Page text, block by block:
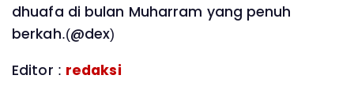
dhuafa di bulan Muharram yang penuh
berkah.(@dex)
Editor : redaksi